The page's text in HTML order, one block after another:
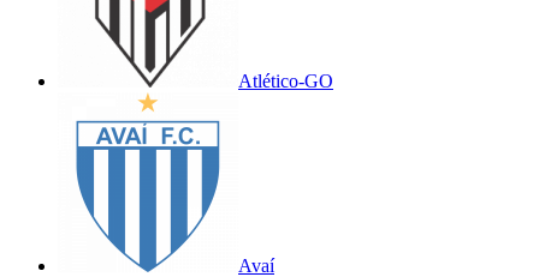
Atlético-GO
Avaí